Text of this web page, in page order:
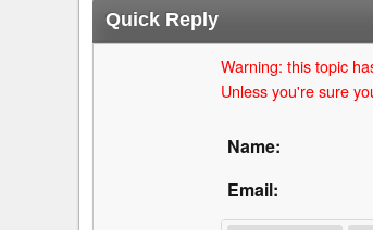
Quick Reply
Warning: this topic
Unless you're sure
Name:
Email: